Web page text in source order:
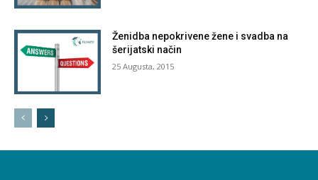
Ženidba nepokrivene žene i svadba na
šerijatski način
25 Augusta, 2015